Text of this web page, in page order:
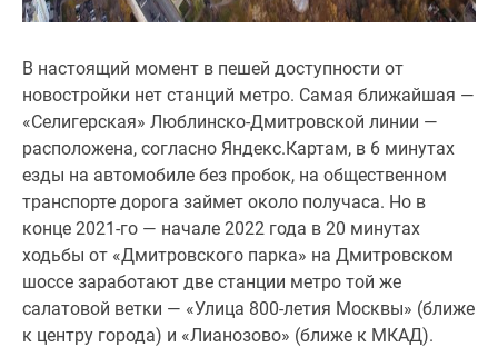
В настоящий момент в пешей доступности от
новостройки нет станций метро. Самая ближайшая —
«Селигерская» Люблинско-Дмитровской линии —
расположена, согласно Яндекс.Картам, в 6 минутах
езды на автомобиле без пробок, на общественном
транспорте дорога займет около получаса. Но в
конце 2021-го — начале 2022 года в 20 минутах
ходьбы от «Дмитровского парка» на Дмитровском
шоссе заработают две станции метро той же
салатовой ветки — «Улица 800-летия Москвы» (ближе
к центру города) и «Лианозово» (ближе к МКАД).